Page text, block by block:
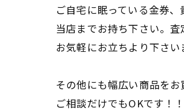
ご自宅に眠っている金券
当店までお持ち下さい。
お気軽にお立ちより下さい
その他にも幅広い商品をお
ご相談だけでもOKです！！